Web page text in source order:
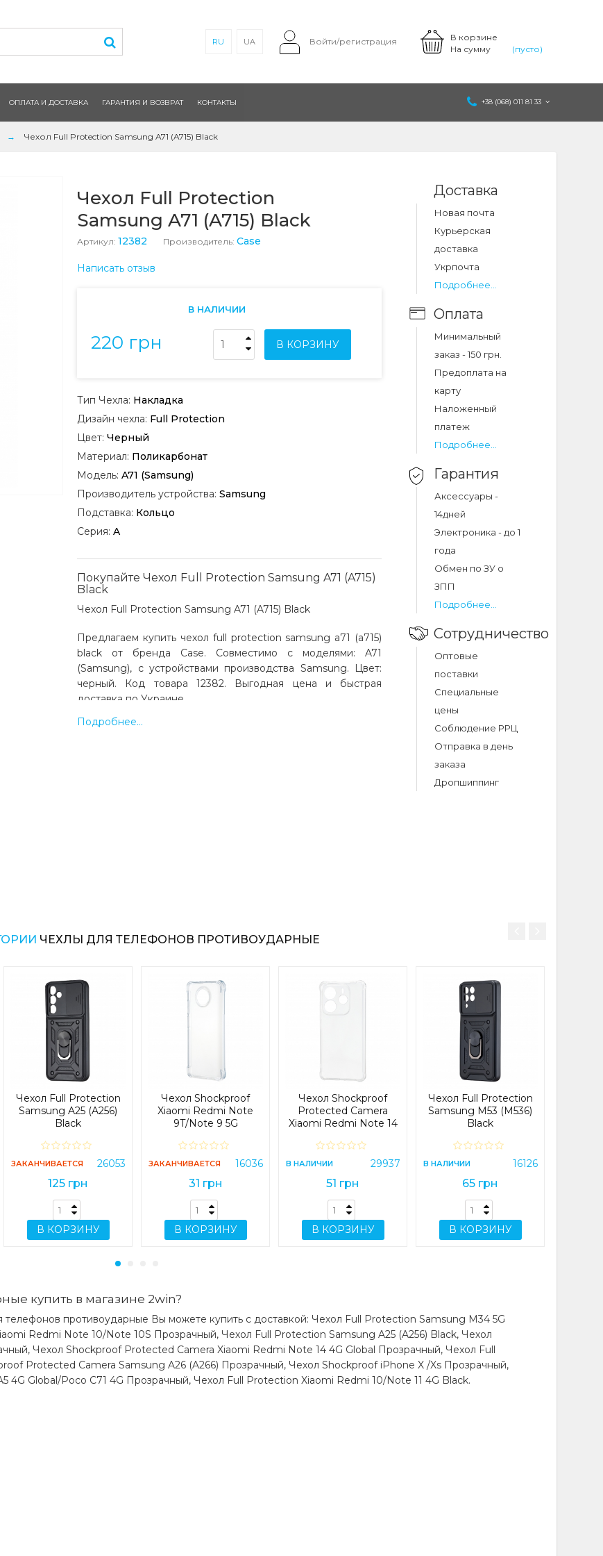
В корзине
На сумму
(пусто)
RU UA Войти/регистрация
ОПЛАТА И ДОСТАВКА ГАРАНТИЯ И ВОЗВРАТ КОНТАКТЫ +38 (068) 011 81 33
Чехол Full Protection Samsung A71 (A715) Black
Чехол Full Protection
Samsung A71 (A715) Black
Артикул: 12382 Производитель: Case
Написать отзыв
В НАЛИЧИИ
220 грн В КОРЗИНУ
Тип Чехла: Накладка
Дизайн чехла: Full Protection
Цвет: Черный
Материал: Поликарбонат
Модель: A71 (Samsung)
Производитель устройства: Samsung
Подставка: Кольцо
Серия: A
Покупайте Чехол Full Protection Samsung A71 (A715)
Black
Чехол Full Protection Samsung A71 (A715) Black
Предлагаем купить чехол full protection samsung a71 (a715)
black от бренда Case. Совместимо с моделями: A71
(Samsung), с устройствами производства Samsung. Цвет:
черный. Код товара 12382. Выгодная цена и быстрая
доставка по Украине.
Подробнее...
Доставка
Новая почта
Курьерская
доставка
Укрпочта
Подробнее...
Оплата
Минимальный
заказ - 150 грн.
Предоплата на
карту
Наложенный
платеж
Подробнее...
Гарантия
Аксессуары -
14дней
Электроника - до 1
года
Обмен по ЗУ о
ЗПП
Подробнее...
Сотрудничество
Оптовые
поставки
Специальные
цены
Соблюдение РРЦ
Отправка в день
заказа
Дропшиппинг
ЧЕХЛЫ ДЛЯ ТЕЛЕФОНОВ ПРОТИВОУДАРНЫЕ
Чехол Full Protection
Samsung A25 (A256)
Black
ЗАКАНЧИВАЕТСЯ 26053
125 грн
В КОРЗИНУ
Чехол Shockproof
Xiaomi Redmi Note
9T/Note 9 5G
ЗАКАНЧИВАЕТСЯ 16036
31 грн
В КОРЗИНУ
Чехол Shockproof
Protected Camera
Xiaomi Redmi Note 14
В НАЛИЧИИ 29937
51 грн
В КОРЗИНУ
Чехол Full Protection
Samsung M53 (M536)
Black
В НАЛИЧИИ 16126
65 грн
В КОРЗИНУ
купить в магазине 2win?
противоударные Вы можете купить с доставкой: Чехол Full Protection Samsung M34 5G
Redmi Note 10/Note 10S Прозрачный, Чехол Full Protection Samsung A25 (A256) Black, Чехол
Чехол Shockproof Protected Camera Xiaomi Redmi Note 14 4G Global Прозрачный, Чехол Full
Protected Camera Samsung A26 (A266) Прозрачный, Чехол Shockproof iPhone X /Xs Прозрачный,
Global/Poco C71 4G Прозрачный, Чехол Full Protection Xiaomi Redmi 10/Note 11 4G Black.